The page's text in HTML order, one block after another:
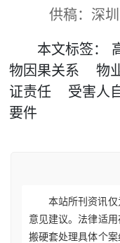
供稿：深圳
本文标签：
物因果关系
物
证责任
受害人
要件
本站所刊资讯
意见建议。法律适
搬硬套处理具体个